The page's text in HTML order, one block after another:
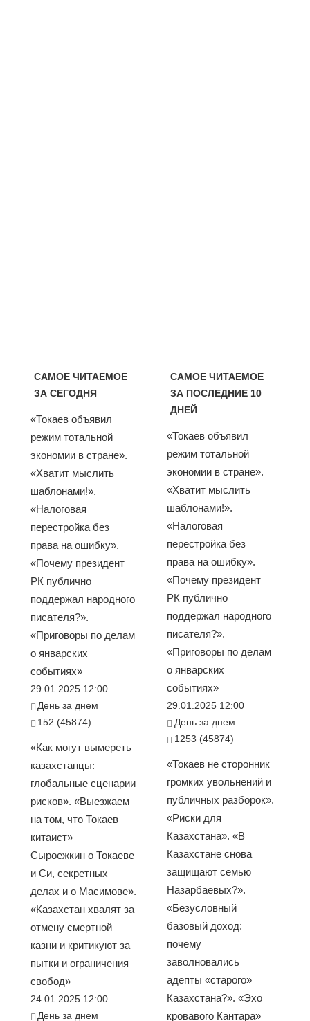
САМОЕ ЧИТАЕМОЕ
ЗА СЕГОДНЯ
«Токаев объявил
режим тотальной
экономии в стране».
«Хватит мыслить
шаблонами!».
«Налоговая
перестройка без
права на ошибку».
«Почему президент
РК публично
поддержал народного
писателя?».
«Приговоры по делам
о январских
событиях»
29.01.2025 12:00
День за днем
152 (45874)
«Как могут вымереть
казахстанцы:
глобальные сценарии
рисков». «Выезжаем
на том, что Токаев —
китаист» —
Сыроежкин о Токаеве
и Си, секретных
делах и о Масимове».
«Казахстан хвалят за
отмену смертной
казни и критикуют за
пытки и ограничения
свобод»
24.01.2025 12:00
День за днем
САМОЕ ЧИТАЕМОЕ
ЗА ПОСЛЕДНИЕ 10
ДНЕЙ
«Токаев объявил
режим тотальной
экономии в стране».
«Хватит мыслить
шаблонами!».
«Налоговая
перестройка без
права на ошибку».
«Почему президент
РК публично
поддержал народного
писателя?».
«Приговоры по делам
о январских
событиях»
29.01.2025 12:00
День за днем
1253 (45874)
«Токаев не сторонник
громких увольнений и
публичных разборок».
«Риски для
Казахстана». «В
Казахстане снова
защищают семью
Назарбаевых?».
«Безусловный
базовый доход:
почему
заволновались
адепты «старого»
Казахстана?». «Эхо
кровавого Кантара»